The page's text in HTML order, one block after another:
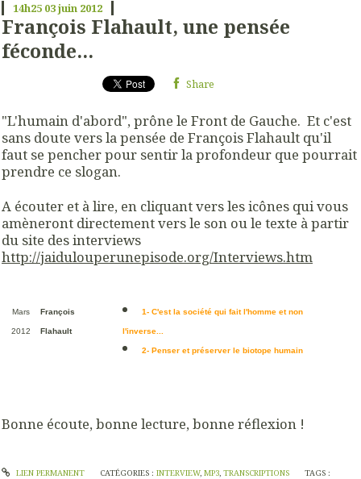
14h25 03juin 2012
François Flahault, une pensée
féconde...
Share
"L'humain d'abord", prône le Front de Gauche. Et c'est
sans doute vers la pensée de François Flahault qu'il
faut se pencher pour sentir la profondeur que pourrait
prendre ce slogan.
A écouter et à lire, en cliquant vers les icônes qui vous
amèneront directement vers le son ou le texte à partir
du site des interviews
http://jaidulouperunepisode.org/Interviews.htm
Mars
2012
François
Flahault
1- C'est la société qui fait l'homme et non
l'inverse...
2- Penser et préserver le biotope humain
Bonne écoute, bonne lecture, bonne réflexion !
LIEN PERMANENT CATÉGORIES : INTERVIEW, MP3, TRANSCRIPTIONS
TAGS :